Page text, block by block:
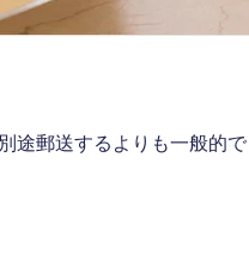
途郵送するよりも一般的で